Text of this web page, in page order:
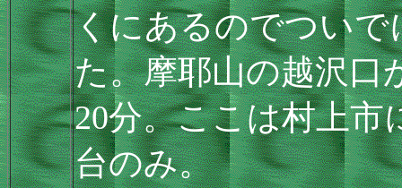
くにあるのでつい
た。摩耶山の越沢口
20分。ここは村上市
台のみ。